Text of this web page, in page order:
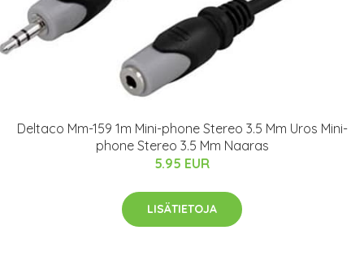
Deltaco Mm-159 1m Mini-phone Stereo 3.5 Mm Uros Mini-
phone Stereo 3.5 Mm Naaras
5.95 EUR
LISÄTIETOJA